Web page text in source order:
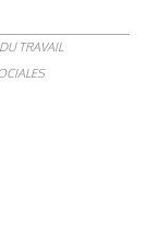
TRAVAIL